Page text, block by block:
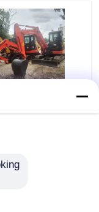
accessibile